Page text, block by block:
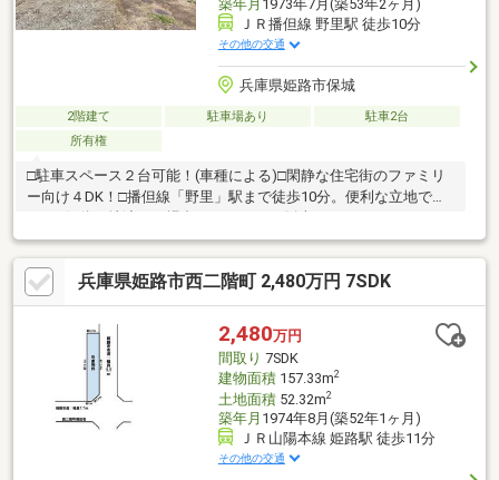
築年月 1973年7月(築53年2ヶ月)
ＪＲ播但線 野里駅 徒歩10分
その他の交通
兵庫県姫路市保城
2階建て 駐車場あり
駐車2台
所有権
□駐車スペース２台可能！(車種による)□閑静な住宅街のファミリ
ー向け４DK！□播但線「野里」駅まで徒歩10分。便利な立地で
ベーションのご希望も対応可能！ぜひお気軽にご相談ください。
■建築士が物件案内＆専門的アドバイス付き！建築士と一緒に中
古物件を見学できるので、その場で不安や疑問を解消できます。
さらに、物件の状態をしっかりチェックする『ホームインスペク
ション（建物状況調査）』も実施。安心してスムーズに中古物件
を購入できます！※詳しくは関連リンクをご覧ください。
兵庫県姫路市西二階町 2,480万円 7SDK
2,480万円
間取り 7SDK
建物面積157.33m2
土地面積52.32m2
築年月 1974年8月(築52年1ヶ月)
ＪＲ山陽本線 姫路駅 徒歩11分
その他の交通